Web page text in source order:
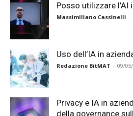
Posso utilizzare l’AI
Massimiliano Cassinelli -
Uso dell’IA in
Redazione BitMAT - 09/
Privacy e IA in
della governance